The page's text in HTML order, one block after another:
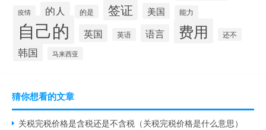
疫情 的人 的是 签证 美国 能力
自己的 英国 英语 语言 费用 还不
韩国 马来西亚
猜你想看的文章
关税完税价格是含税还是不含税（关税完税价格是什么意思）